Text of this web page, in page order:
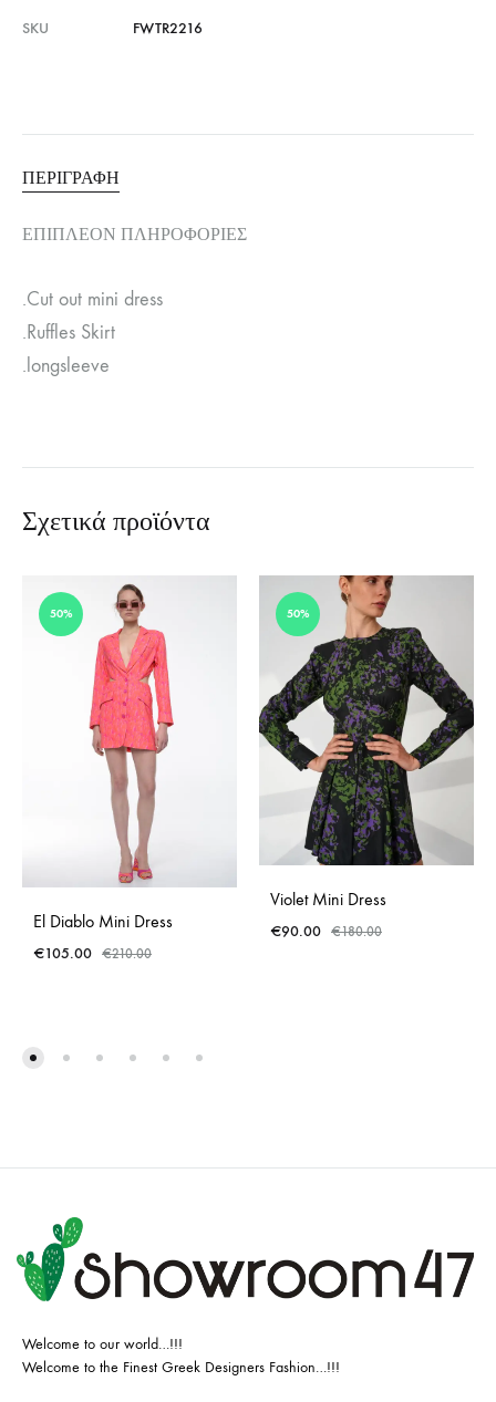
SKU FWTR2216
ΠΕΡΙΓΡΑΦΉ
ΕΠΙΠΛΈΟΝ ΠΛΗΡΟΦΟΡΊΕΣ
.Cut out mini dress
.Ruffles Skirt
.longsleeve
Σχετικά προϊόντα
50%
El Diablo Mini Dress
€105.00 €210.00
50%
Violet Mini Dress
€90.00 €180.00
Welcome to our world…!!!
Welcome to the Finest Greek Designers Fashion…!!!